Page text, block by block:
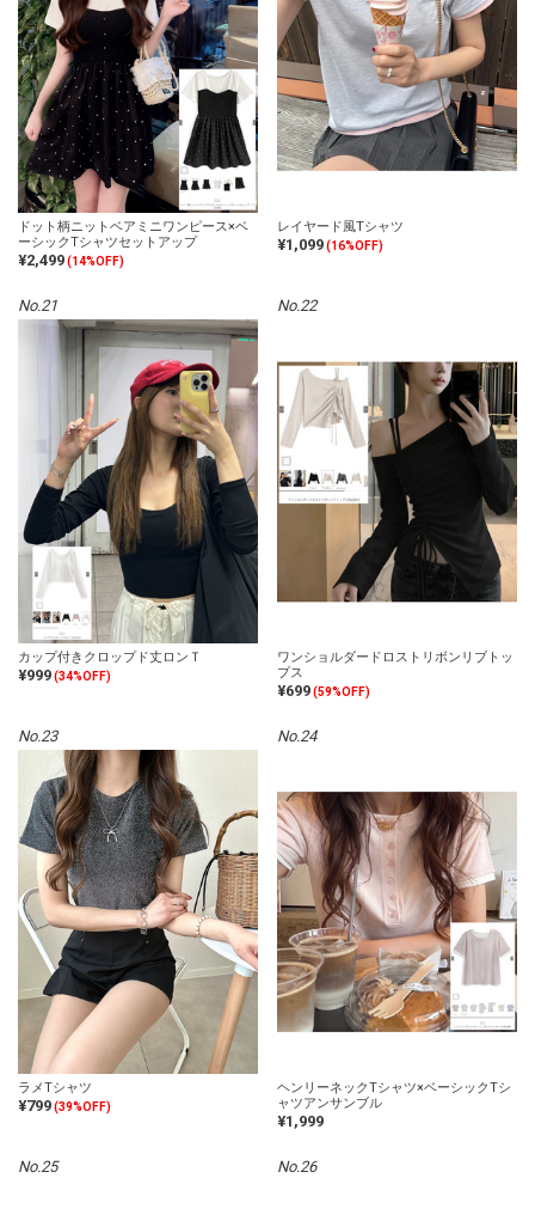
ドット柄ニットベアミニワンピース×ベ
ーシックTシャツセットアップ
¥2,499(14%OFF)
レイヤード風Tシャツ
¥1,099(16%OFF)
No.21
カップ付きクロップド丈ロンＴ
¥999(34%OFF)
No.22
ワンショルダードロストリボンリブトッ
プス
¥699(59%OFF)
No.23
ラメTシャツ
¥799(39%OFF)
No.24
ヘンリーネックTシャツ×ベーシックTシ
ャツアンサンブル
¥1,999
No.25 No.26